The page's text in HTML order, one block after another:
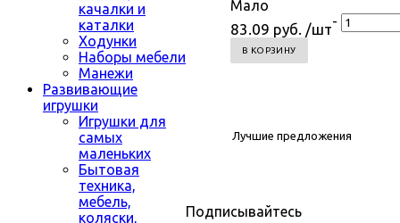
качалки и
каталки
Ходунки
Наборы мебели
Манежи
Развивающие
игрушки
Игрушки для
самых
маленьких
Бытовая
техника,
мебель,
коляски,
Мало
83.09 руб. /шт-
В КОРЗИНУ
Лучшие предложения
Подписывайтесь